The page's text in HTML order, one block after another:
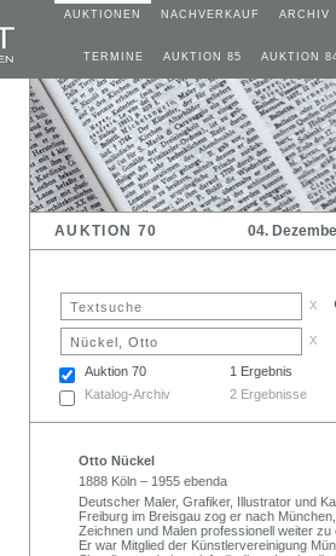
AUKTIONEN NACHVERKAUF ARCHIV
TERMINE AUKTION 85 AUKTION
AUKTION 70 04.
x
x
Auktion 70
1 Ergebnis
Katalog-Archiv
2 Ergebnisse
Otto Nückel
1888 Köln – 1955 ebenda
Deutscher Maler, Grafiker, Illustrator und
Freiburg im Breisgau zog er nach
Zeichnen und Malen professionell weiter
Er war Mitglied der Künstlervereinigung